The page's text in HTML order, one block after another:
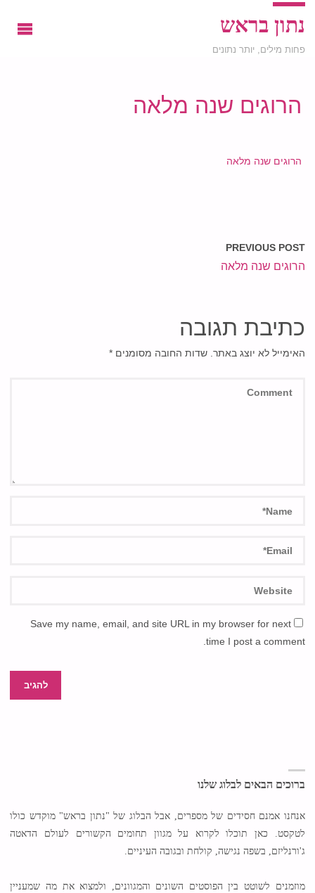
נתון בראש
פחות מילים, יותר נתונים
הרוגים שנה מלאה
הרוגים שנה מלאה
PREVIOUS POST
הרוגים שנה מלאה
כתיבת תגובה
האימייל לא יוצג באתר. שדות החובה מסומנים*
Save my name, email, and site URL in my browser for next
time I post a comment.
ברוכים הבאים לבלוג שלנו
אנחנו אמנם חסידים של מספרים, אבל הבלוג של "נתון בראש" מוקדש כולו
לטקסט. כאן תוכלו לקרוא על מגוון תחומים הקשורים לעולם הדאטה
ג'ורנליזם, בשפה נגישה, קולחת ובגובה העיניים.
מוזמנים לשוטט בין הפוסטים השונים והמגוונים, ולמצוא את מה שמעניין